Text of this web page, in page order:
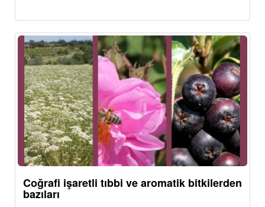
Coğrafi işaretli tıbbi ve aromatik bitkilerden
bazıları